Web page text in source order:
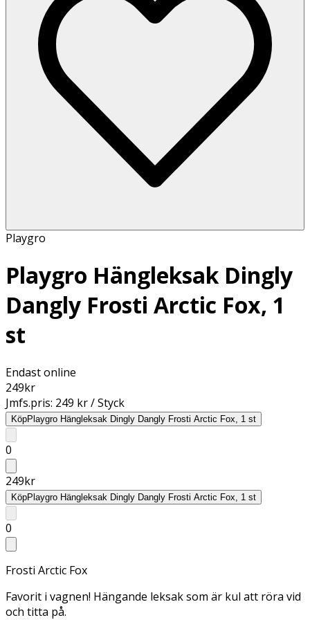
Playgro
Playgro Hängleksak Dingly
Dangly Frosti Arctic Fox, 1
st
Endast online
249kr
Jmfs.pris: 249 kr / Styck
KöpPlaygro Hängleksak Dingly Dangly Frosti Arctic Fox, 1 st
0
249kr
KöpPlaygro Hängleksak Dingly Dangly Frosti Arctic Fox, 1 st
0
Frosti Arctic Fox
Favorit i vagnen! Hängande leksak som är kul att röra vid
och titta på.